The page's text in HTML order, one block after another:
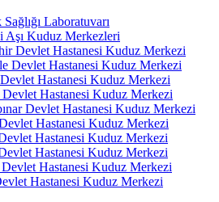
Laboratuvarı
Aşı Kuduz Merkezleri
Devlet Hastanesi Kuduz Merkezi
Devlet Hastanesi Kuduz Merkezi
Hastanesi Kuduz Merkezi
Hastanesi Kuduz Merkezi
Devlet Hastanesi Kuduz Merkezi
Hastanesi Kuduz Merkezi
Hastanesi Kuduz Merkezi
Hastanesi Kuduz Merkezi
Hastanesi Kuduz Merkezi
Hastanesi Kuduz Merkezi